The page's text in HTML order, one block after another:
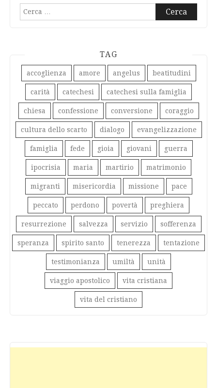
Ricerca
TAG
accoglienza amore angelus beatitudini
carità catechesi catechesi sulla famiglia
chiesa confessione conversione coraggio
cultura dello scarto dialogo evangelizzazione
famiglia fede gioia giovani guerra
ipocrisia maria martirio matrimonio
migranti misericordia missione pace
peccato perdono povertà preghiera
resurrezione salvezza servizio sofferenza
speranza spirito santo tenerezza tentazione
testimonianza umiltà unità
viaggio apostolico vita cristiana
vita del cristiano